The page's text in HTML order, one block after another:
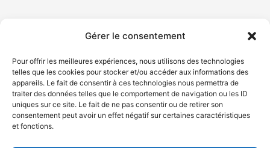
Gérer le consentement
Pour offrir les meilleures expériences, nous utilisons des technologies
telles que les cookies pour stocker et/ou accéder aux informations des
appareils. Le fait de consentir à ces technologies nous permettra de
traiter des données telles que le comportement de navigation ou les ID
uniques sur ce site. Le fait de ne pas consentir ou de retirer son
consentement peut avoir un effet négatif sur certaines caractéristiques
et fonctions.